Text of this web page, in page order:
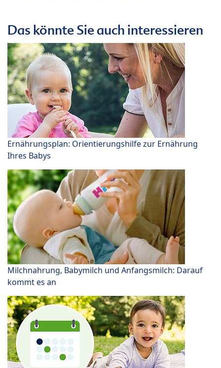
Das könnte Sie auch interessieren
Ernährungsplan: Orientierungshilfe zur Ernährung
Ihres Babys
Milchnahrung, Babymilch und Anfangsmilch: Darauf
kommt es an